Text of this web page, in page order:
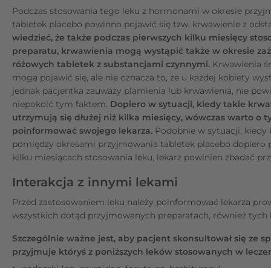
Podczas stosowania tego leku z hormonami w okresie
tabletek placebo powinno pojawić się tzw. krwawienie z
wiedzieć, że także podczas pierwszych kilku miesięcy
preparatu, krwawienia mogą wystąpić także w okresie
różowych tabletek z substancjami czynnymi. Krwawienia
mogą pojawić się, ale nie oznacza to, że u każdej kobiety
jednak pacjentka zauważy plamienia lub krwawienia, nie
niepokoić tym faktem. Dopiero w sytuacji, kiedy takie
utrzymują się dłużej niż kilka miesięcy, wówczas warto o
poinformować swojego lekarza. Podobnie w sytuacji, kiedy
pomiędzy okresami przyjmowania tabletek placebo dopiero
kilku miesiącach stosowania leku, lekarz powinien zbadać
Interakcja z innymi lekami
Przed zastosowaniem leku należy poinformować lekarza
wszystkich dotąd przyjmowanych preparatach, również tych
Szczególnie ważne jest, aby pacjent skonsultował się ze
przyjmuje któryś z poniższych leków stosowanych w